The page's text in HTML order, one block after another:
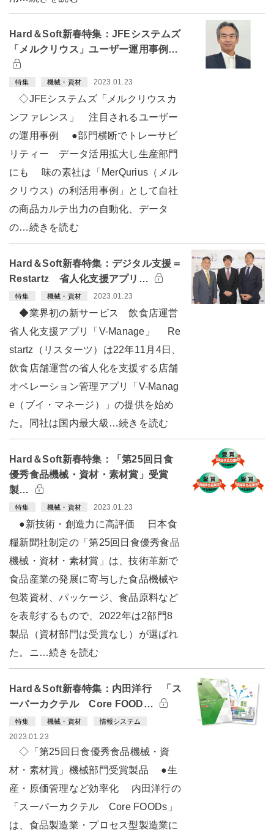
Hard＆Soft新春特集：JFEシステムズ
「メルクリウス」ユーザー運用事例…
特集 機械・資材 2023.01.23
◇JFEシステムズ「メルクリウスカ
ンファレンス」 注目されるユーザー
の運用事例 ●部門横断でトレーサビ
リティー データ活用拡大し生産部門
にも 味の素社は「MerQurius（メル
クリウス）の利活用事例」として自社
の商品カルテ出力の自動化、データ
の…続きを読む
Hard＆Soft新春特集：デジタル支援＝
Restartz 省人化支援アプリ…
特集 機械・資材 2023.01.23
◆業界初の新サービス 飲食店運営
省人化支援アプリ「V-Manage」 Re
startz（リスターツ）は22年11月4日、
飲食店舗運営の省人化を支援する店舗
オペレーション管理アプリ「V-Manag
e（ブイ・マネージ）」の提供を始め
た。同社は国内最大級…続きを読む
Hard＆Soft新春特集：「第25回日食
優秀食品機械・資材・素材賞」受賞
製…
特集 機械・資材 2023.01.23
●新技術・創造力に高評価 日本食
糧新聞社制定の「第25回日食優秀食品
機械・資材・素材賞」は、技術革新で
食品産業の発展に寄与した食品機械や
包装資材、パッケージ、食品原料など
を表彰するもので、2022年は2部門8
製品（資材部門は受賞なし）が選ばれ
た。ニ…続きを読む
Hard＆Soft新春特集：内田洋行 「ス
ーパーカクテル Core FOOD…
特集 機械・資材 情報システム
2023.01.23
◇「第25回日食優秀食品機械・資
材・素材賞」機械部門受賞製品 ●生
産・原価管理など効率化 内田洋行の
「スーパーカクテル Core FOODs」
は、食品製造業・プロセス型製造業に